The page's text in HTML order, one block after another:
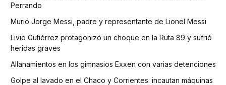
Perrando
Murió Jorge Messi, padre y representante de Lionel Messi
Livio Gutiérrez protagonizó un choque en la Ruta 89 y sufrió
heridas graves
Allanamientos en los gimnasios Exxen con varias detenciones
Golpe al lavado en el Chaco y Corrientes: incautan máquinas